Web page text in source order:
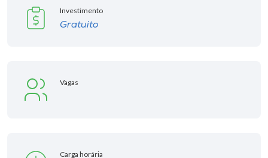
Investimento
Gratuito
Vagas
Carga horária